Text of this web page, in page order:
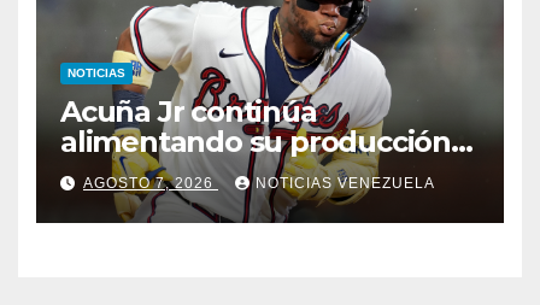
NOTICIAS
Acuña Jr continúa
alimentando su producción
jonronera
AGOSTO 7, 2026 NOTICIAS VENEZUELA